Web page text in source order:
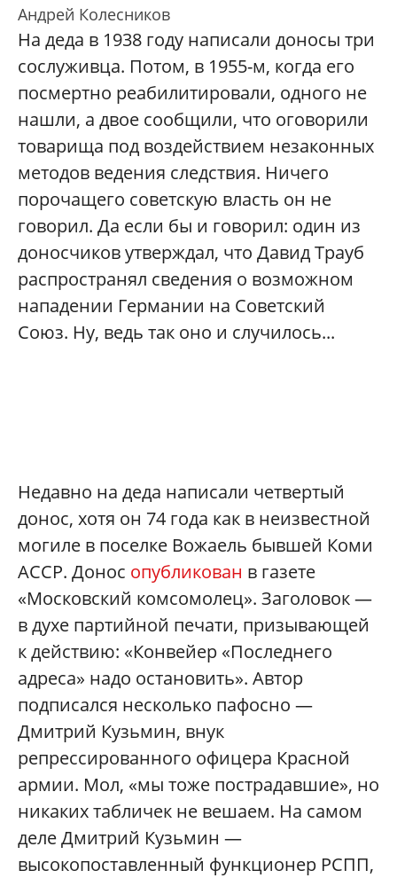
Андрей Колесников
На деда в 1938 году написали доносы три
сослуживца. Потом, в 1955-м, когда его
посмертно реабилитировали, одного не
нашли, а двое сообщили, что оговорили
товарища под воздействием незаконных
методов ведения следствия. Ничего
порочащего советскую власть он не
говорил. Да если бы и говорил: один из
доносчиков утверждал, что Давид Трауб
распространял сведения о возможном
нападении Германии на Советский
Союз. Ну, ведь так оно и случилось...
Недавно на деда написали четвертый
донос, хотя он 74 года как в неизвестной
могиле в поселке Вожаель бывшей Коми
АССР. Донос опубликован в газете
«Московский комсомолец». Заголовок —
в духе партийной печати, призывающей
к действию: «Конвейер «Последнего
адреса» надо остановить». Автор
подписался несколько пафосно —
Дмитрий Кузьмин, внук
репрессированного офицера Красной
армии. Мол, «мы тоже пострадавшие», но
никаких табличек не вешаем. На самом
деле Дмитрий Кузьмин —
высокопоставленный функционер РСПП,